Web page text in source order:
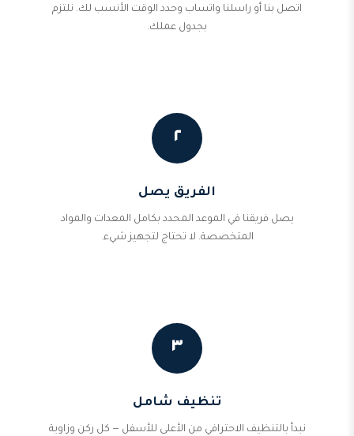
اتصل بنا أو راسلنا واتساب وحدد الوقت الأنسب لك. نلتزم
بجدول عملك.
٢
الفريق يصل
يصل فريقنا في الموعد المحدد بكامل المعدات والمواد
المتخصصة. لا تحتاج لتجهيز شيء.
٣
تنظيف شامل
نبدأ بالتنظيف الاحترافي من الأعلى للأسفل — كل ركن وزاوية